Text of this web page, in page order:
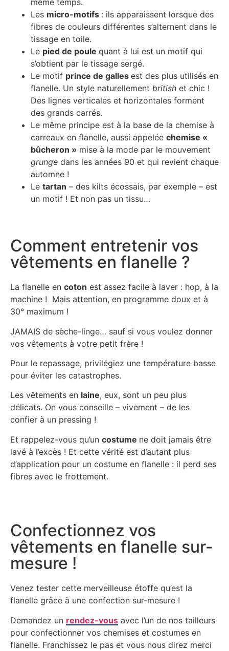
même temps.
Les micro-motifs : ils apparaissent lorsque des
fibres de couleurs différentes s’alternent dans le
tissage en toile.
Le pied de poule quant à lui est un motif qui
s’obtient par le tissage sergé.
Le motif prince de galles est des plus utilisés en
flanelle. Un style naturellement british et chic !
Des lignes verticales et horizontales forment
des grands carrés.
Le même principe est à la base de la chemise à
carreaux en flanelle, aussi appelée chemise «
bûcheron » mise à la mode par le mouvement
grunge dans les années 90 et qui revient chaque
automne !
Le tartan – des kilts écossais, par exemple – est
un motif ! Et non pas un tissu…
Comment entretenir vos
vêtements en flanelle ?
La flanelle en coton est assez facile à laver : hop, à la
machine ! Mais attention, en programme doux et à
30° maximum !
JAMAIS de sèche-linge… sauf si vous voulez donner
vos vêtements à votre petit frère !
Pour le repassage, privilégiez une température basse
pour éviter les catastrophes.
Les vêtements en laine, eux, sont un peu plus
délicats. On vous conseille – vivement – de les
confier à un pressing !
Et rappelez-vous qu’un costume ne doit jamais être
lavé à l’excès ! Et cette vérité est d’autant plus
d’application pour un costume en flanelle : il perd ses
fibres avec le frottement.
Confectionnez vos
vêtements en flanelle sur-
mesure !
Venez tester cette merveilleuse étoffe qu’est la
flanelle grâce à une confection sur-mesure !
Demandez un rendez-vous avec l’un de nos tailleurs
pour confectionner vos chemises et costumes en
flanelle. Franchissez le pas et vous nous direz merci